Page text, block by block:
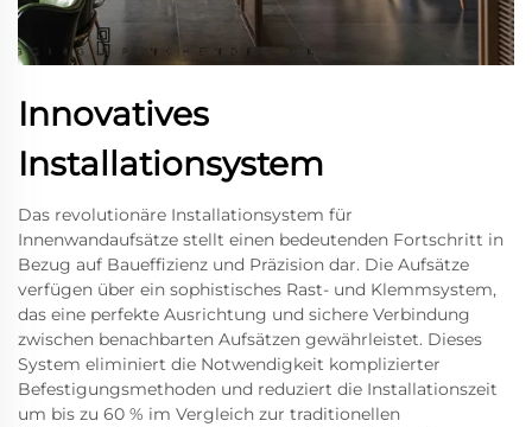
Innovatives
Installationsystem
Das revolutionäre Installationsystem für
Innenwandaufsätze stellt einen bedeutenden Fortschritt in
Bezug auf Baueffizienz und Präzision dar. Die Aufsätze
verfügen über ein sophistisches Rast- und Klemmsystem,
das eine perfekte Ausrichtung und sichere Verbindung
zwischen benachbarten Aufsätzen gewährleistet. Dieses
System eliminiert die Notwendigkeit komplizierter
Befestigungsmethoden und reduziert die Installationszeit
um bis zu 60 % im Vergleich zur traditionellen